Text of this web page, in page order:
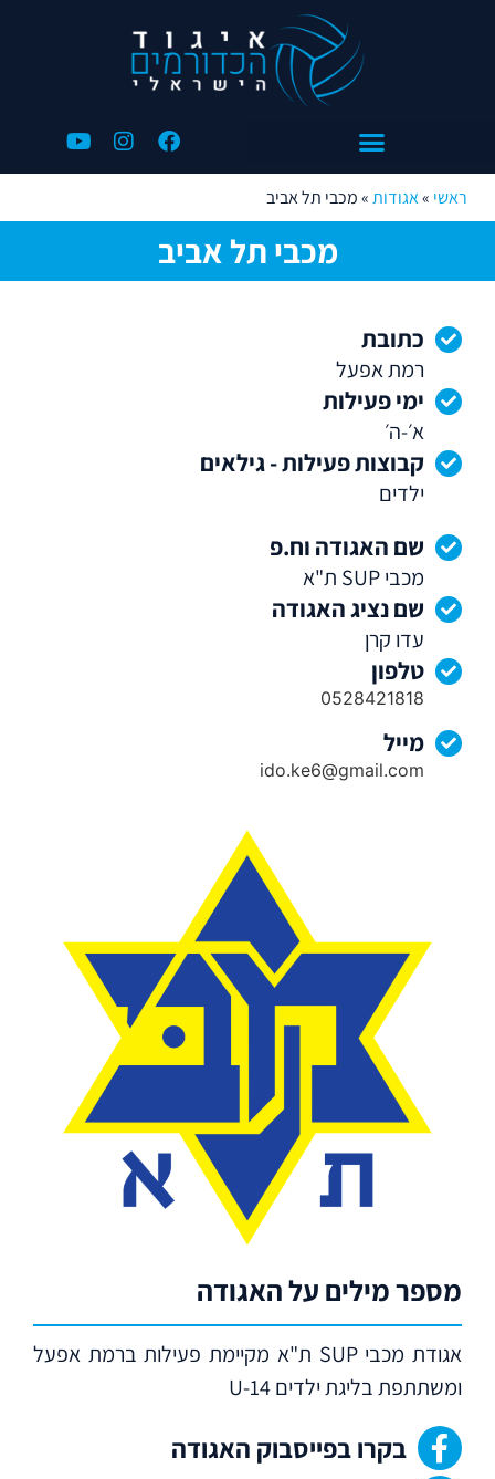
ראשי »אגודות»מכבי תל אביב
מכבי תל אביב
שם האגודה וח.פ
ת"א SUP מכבי
שם נציג האגודה
עדו קרן
טלפון
0528421818
מייל
ido.ke6@gmail.com
כתובת
רמת אפעל
ימי פעילות
א׳-ה׳
קבוצות פעילות - גילאים
ילדים
מספר מילים על האגודה
אגודת מכבי SUP ת"א מקיימת פעילות ברמת אפעל
ומשתתפת בליגת ילדים U-14
בקרו בפייסבוק האגודה